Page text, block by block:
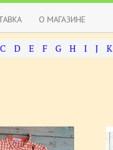
О МАГАЗИНЕ
C D E F G H I J K